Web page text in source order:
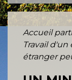
Accueil
Travail d'un
étranger